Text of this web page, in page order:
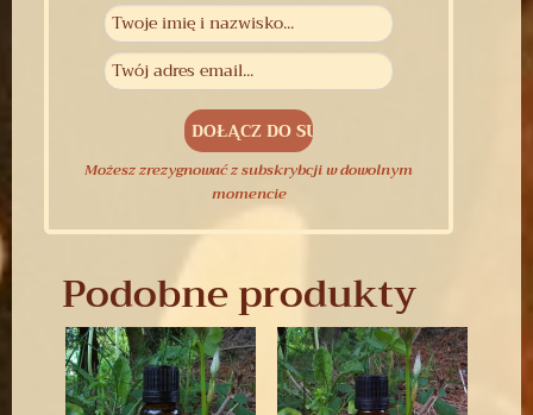
Możesz zrezygnować z subskrybcji w dowolnym
momencie
Podobne produkty